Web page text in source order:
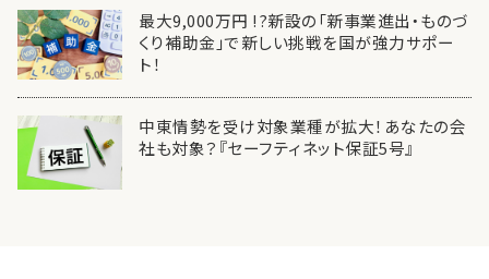
最大9,000万円 !?新設の「新事業進出・ものづ
くり補助金」で新しい挑戦を国が強力サポー
ト！
中東情勢を受け対象業種が拡大！あなたの会
社も対象？『セーフティネット保証5号』